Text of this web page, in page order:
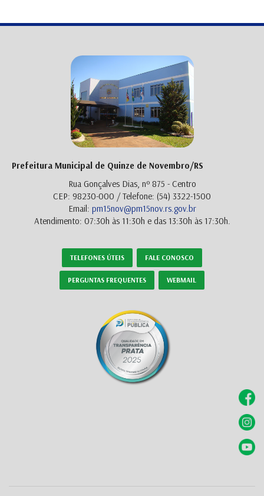
Prefeitura Municipal de Quinze de Novembro/RS
Rua Gonçalves Dias, nº 875 - Centro
CEP: 98230-000 / Telefone: (54) 3322-1500
Email: pm15nov@pm15nov.rs.gov.br
Atendimento: 07:30h às 11:30h e das 13:30h às 17:30h.
TELEFONES ÚTEIS FALE CONOSCO
PERGUNTAS FREQUENTES WEBMAIL